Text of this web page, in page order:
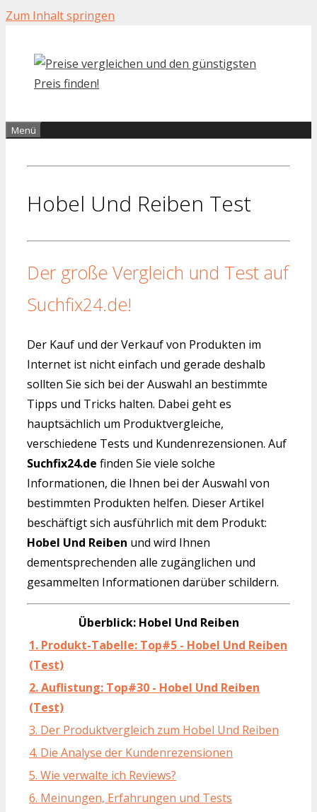
Zum Inhalt springen
Menü
Hobel Und Reiben Test
Der große Vergleich und Test auf
Suchfix24.de!
Der Kauf und der Verkauf von Produkten im
Internet ist nicht einfach und gerade deshalb
sollten Sie sich bei der Auswahl an bestimmte
Tipps und Tricks halten. Dabei geht es
hauptsächlich um Produktvergleiche,
verschiedene Tests und Kundenrezensionen. Auf
Suchfix24.de finden Sie viele solche
Informationen, die Ihnen bei der Auswahl von
bestimmten Produkten helfen. Dieser Artikel
beschäftigt sich ausführlich mit dem Produkt:
Hobel Und Reiben und wird Ihnen
dementsprechenden alle zugänglichen und
gesammelten Informationen darüber schildern.
Überblick: Hobel Und Reiben
1. Produkt-Tabelle: Top#5 - Hobel Und Reiben
(Test)
2. Auflistung: Top#30 - Hobel Und Reiben
(Test)
3. Der Produktvergleich zum Hobel Und Reiben
4. Die Analyse der Kundenrezensionen
5. Wie verwalte ich Reviews?
6. Meinungen, Erfahrungen und Tests